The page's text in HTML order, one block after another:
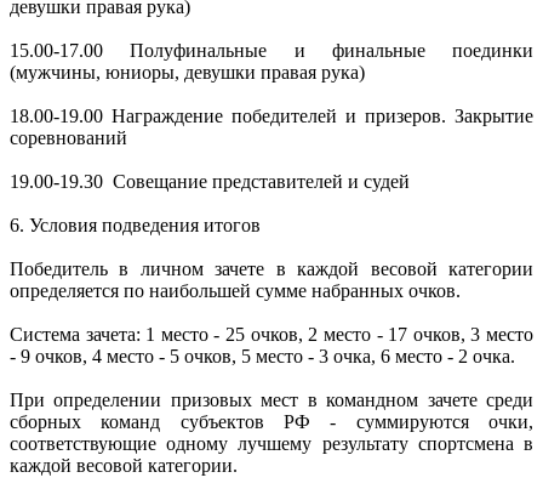
девушки правая рука)
15.00-17.00 Полуфинальные и финальные поединки
(мужчины, юниоры, девушки правая рука)
18.00-19.00 Награждение победителей и призеров. Закрытие
соревнований
19.00-19.30 Совещание представителей и судей
6. Условия подведения итогов
Победитель в личном зачете в каждой весовой категории
определяется по наибольшей сумме набранных очков.
Система зачета: 1 место - 25 очков, 2 место - 17 очков, 3 место
- 9 очков, 4 место - 5 очков, 5 место - 3 очка, 6 место - 2 очка.
При определении призовых мест в командном зачете среди
сборных команд субъектов РФ - суммируются очки,
соответствующие одному лучшему результату спортсмена в
каждой весовой категории.